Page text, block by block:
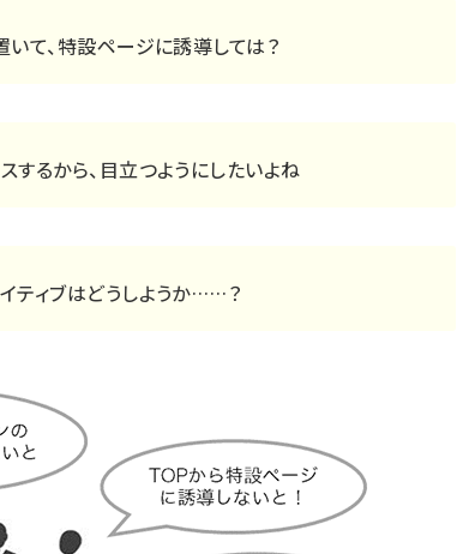
て、特設ページに誘導しては？
るから、目立つようにしたいよね
ティブはどうしようか……？